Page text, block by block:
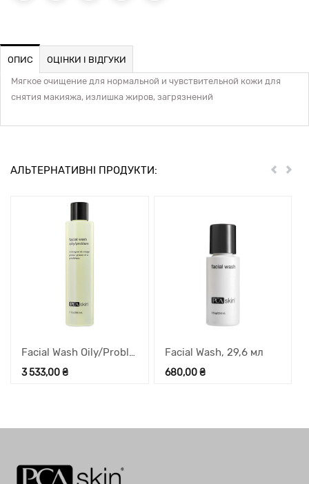
ОПИС ОЦІНКИ І ВІДГУКИ
Мягкое очищение для нормальной и чувствительной кожи для
снятия макияжа, излишка жиров, загрязнений
АЛЬТЕРНАТИВНІ ПРОДУКТИ: Next
Facial Wash Oily/Problem рідке мило для жирної шкіри, 206,5 мл
3 533,00₴
Facial Wash, 29,6 мл
680,00₴